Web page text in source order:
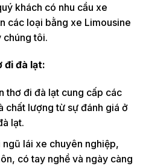
khách có nhu cầu xe
các loại bằng xe Limousine
chúng tôi.
đi đà lạt:
thơ đi đà lạt cung cấp các
chất lượng từ sự đánh giá ở
lạt.
lái xe chuyên nghiệp,
có tay nghề và ngày càng